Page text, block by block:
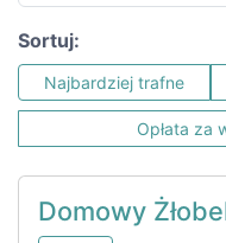
Sortuj:
Najbardziej trafne
Opłata za
Domowy